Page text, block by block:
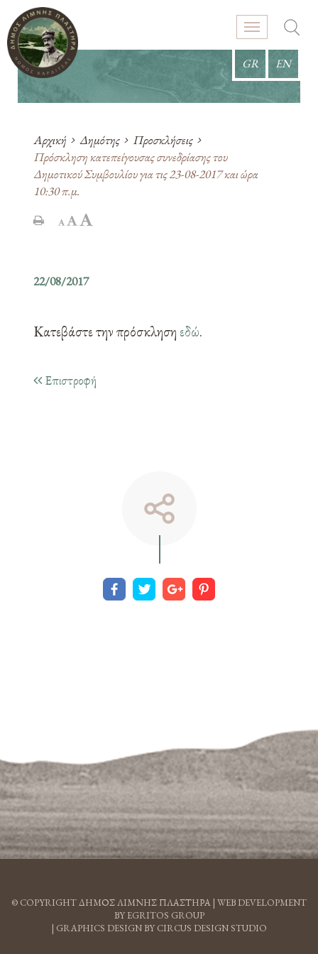
GR EN
Αρχική Δημότης
Προσκλήσεις
Πρόσκληση κατεπείγουσας συνεδρίασης του
Δημοτικού Συμβουλίου για τις 23-08-2017 και ώρα
10:30 π.μ.
22/08/2017
Κατεβάστε την πρόσκληση εδώ.
Επιστροφή
© COPYRIGHT ΔΗΜΟΣ ΛΙΜΝΗΣ ΠΛΑΣΤΗΡΑ | WEB DEVELOPMENT
BY EGRITOS GROUP
| GRAPHICS DESIGN BY CIRCUS DESIGN STUDIO